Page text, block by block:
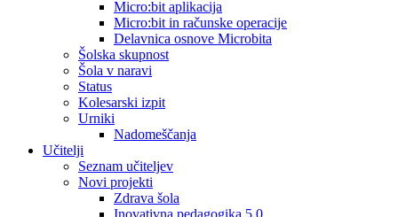
Micro:bit aplikacija
Micro:bit in računske operacije
Delavnica osnove Microbita
Šolska skupnost
Šola v naravi
Status
Kolesarski izpit
Urniki
Nadomeščanja
Učitelji
Seznam učiteljev
Novi projekti
Zdrava šola
Inovativna pedagogika 5.0